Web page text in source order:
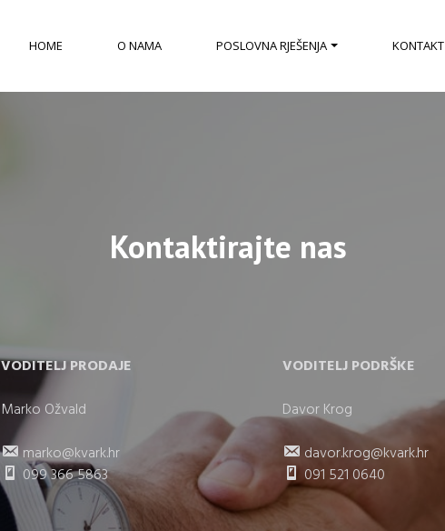
HOME O NAMA POSLOVNA RJEŠENJA KONTAKT
Kontaktirajte nas
VODITELJ PRODAJE
Marko Ožvald
marko@kvark.hr
099 366 5863
VODITELJ PODRŠKE
Davor Krog
davor.krog@kvark.hr
091 521 0640